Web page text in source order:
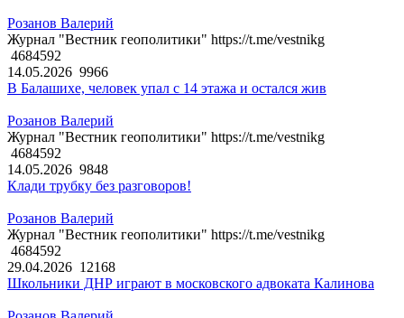
Розанов Валерий
Журнал "Вестник геополитики" https://t.me/vestnikg
4684592
14.05.2026 9966
В Балашихе, человек упал с 14 этажа и остался жив
Розанов Валерий
Журнал "Вестник геополитики" https://t.me/vestnikg
4684592
14.05.2026 9848
Клади трубку без разговоров!
Розанов Валерий
Журнал "Вестник геополитики" https://t.me/vestnikg
4684592
29.04.2026 12168
Школьники ДНР играют в московского адвоката Калинова